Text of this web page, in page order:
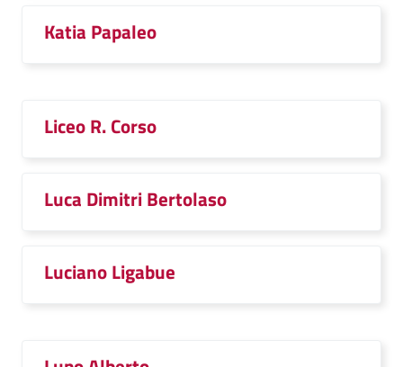
Katia Papaleo
Liceo R. Corso
Luca Dimitri Bertolaso
Luciano Ligabue